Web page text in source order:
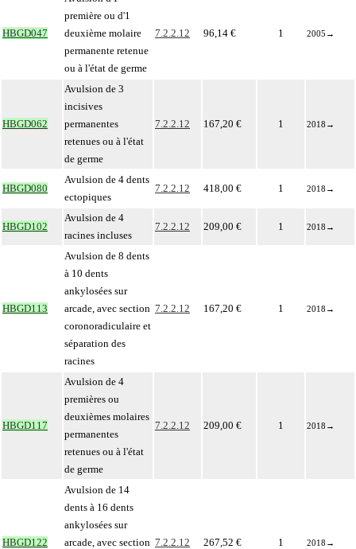
HBGD047
première ou d'1
deuxième molaire
permanente retenue
ou à l'état de germe
7.2.2.12 96,14 € 1 2005 →
HBGD062
Avulsion de 3
incisives
permanentes
retenues ou à l'état
de germe
7.2.2.12 167,20 € 1 2018 →
HBGD080
Avulsion de 4 dents
ectopiques
7.2.2.12 418,00 € 1 2018 →
HBGD102
Avulsion de 4
racines incluses
7.2.2.12 209,00 € 1 2018 →
HBGD113
Avulsion de 8 dents
à 10 dents
ankylosées sur
arcade, avec section
coronoradiculaire et
séparation des
racines
7.2.2.12 167,20 € 1 2018 →
HBGD117
Avulsion de 4
premières ou
deuxièmes molaires
permanentes
retenues ou à l'état
de germe
7.2.2.12 209,00 € 1 2018 →
HBGD122
Avulsion de 14
dents à 16 dents
ankylosées sur
arcade, avec section 7.2.2.12 267,52 € 1 2018 →